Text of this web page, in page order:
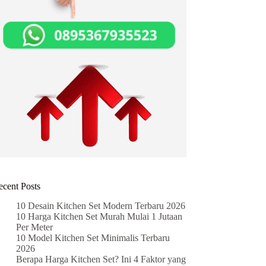
Posts
10 Desain Kitchen Set Modern Terbaru 2026
10 Harga Kitchen Set Murah Mulai 1 Jutaan
Per Meter
10 Model Kitchen Set Minimalis Terbaru
2026
Berapa Harga Kitchen Set? Ini 4 Faktor yang